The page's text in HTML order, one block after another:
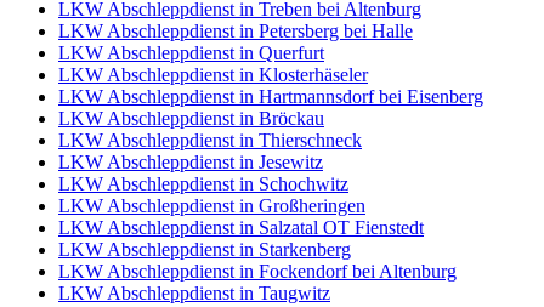
LKW Abschleppdienst in Treben bei Altenburg
LKW Abschleppdienst in Petersberg bei Halle
LKW Abschleppdienst in Querfurt
LKW Abschleppdienst in Klosterhäseler
LKW Abschleppdienst in Hartmannsdorf bei Eisenberg
LKW Abschleppdienst in Bröckau
LKW Abschleppdienst in Thierschneck
LKW Abschleppdienst in Jesewitz
LKW Abschleppdienst in Schochwitz
LKW Abschleppdienst in Großheringen
LKW Abschleppdienst in Salzatal OT Fienstedt
LKW Abschleppdienst in Starkenberg
LKW Abschleppdienst in Fockendorf bei Altenburg
LKW Abschleppdienst in Taugwitz